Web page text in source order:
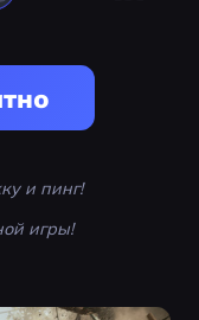
и пинг!
игры!